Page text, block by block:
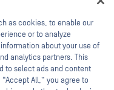
thảo trên trực tuyến
Papers
cụ miễn phí
as cookies, to enable our
or to analyze
about your use of
analytics partners. This
to select ads and content
All,” you agree to
virtual assistant.
secure what's critical